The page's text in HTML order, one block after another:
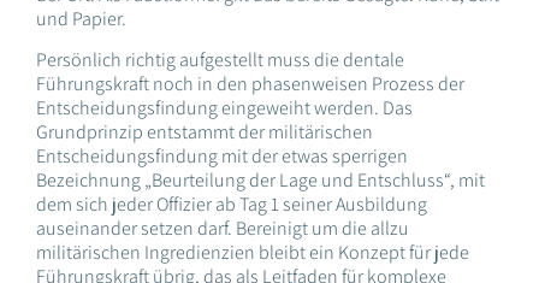
und Papier.
Persönlich richtig aufgestellt muss die dentale
Führungskraft noch in den phasenweisen Prozess der
Entscheidungsfindung eingeweiht werden. Das
Grundprinzip entstammt der militärischen
Entscheidungsfindung mit der etwas sperrigen
Bezeichnung „Beurteilung der Lage und Entschluss“, mit
dem sich jeder Offizier ab Tag 1 seiner Ausbildung
auseinander setzen darf. Bereinigt um die allzu
militärischen Ingredienzien bleibt ein Konzept für jede
Führungskraft übrig, das als Leitfaden für komplexe